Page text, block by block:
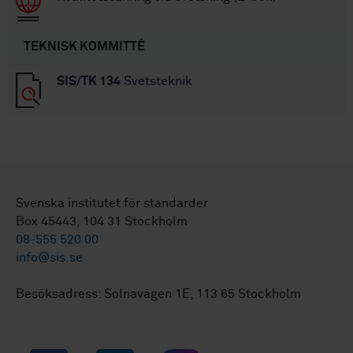
TEKNISK KOMMITTÉ
SIS/TK 134 Svetsteknik
Svenska institutet för standarder
Box 45443, 104 31 Stockholm
08-555 520 00
info@sis.se
Besöksadress: Solnavägen 1E, 113 65 Stockholm